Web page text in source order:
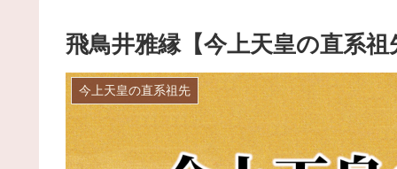
飛鳥井雅縁【今上天皇の直系祖
今上天皇の直系祖先